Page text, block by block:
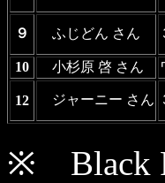
９ ふじどん さん
10
小杉原 啓 さん
12 ジャーニー さん
※ Black